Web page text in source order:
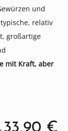
und
relativ
großartige
mit Kraft, aber